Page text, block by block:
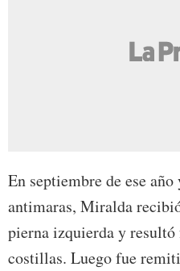
En septiembre de ese
antimaras, Miralda
pierna izquierda y resultó
costillas. Luego fue